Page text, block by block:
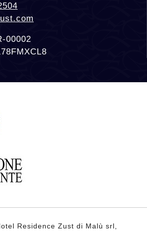
00002
Residence Zust di Malù srl,